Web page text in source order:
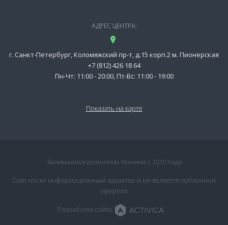
АДРЕС ЦЕНТРА:
г. Санкт-Петербург, Коломяжский пр-т, д.15 корп.2 м. Пионерская
+7 (812) 426 18 64
Пн-Чт: 11:00 - 20:00, Пт-Вс: 11:00 - 19:00
Показать на карте
Занимаемся ремонтом техники с 2010 года
Сайт носит информационный характер и не является публичной
офертой.
Разработка сайта